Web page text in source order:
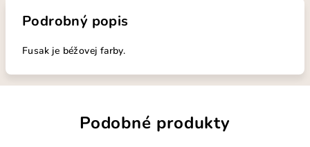
Podrobný popis
Fusak je béžovej farby.
Podobné produkty